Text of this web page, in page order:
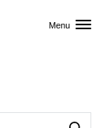
Menu